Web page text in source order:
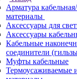
Арматура
материалы
Аксессуары для
Аксессуары
Кабельные
соединители
Муфты кабельные
Термоусаживаемые